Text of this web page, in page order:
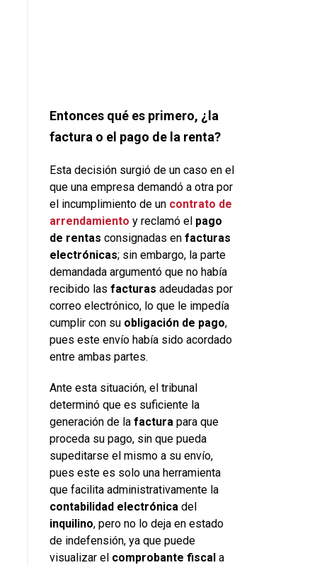
Entonces qué es primero, ¿la
factura o el pago de la renta?
Esta decisión surgió de un caso en el
que una empresa demandó a otra por
el incumplimiento de un contrato de
arrendamiento y reclamó el pago
de rentas consignadas en facturas
electrónicas; sin embargo, la parte
demandada argumentó que no había
recibido las facturas adeudadas por
correo electrónico, lo que le impedía
cumplir con su obligación de pago,
pues este envío había sido acordado
entre ambas partes.
Ante esta situación, el tribunal
determinó que es suficiente la
generación de la factura para que
proceda su pago, sin que pueda
supeditarse el mismo a su envío,
pues este es solo una herramienta
que facilita administrativamente la
contabilidad electrónica del
inquilino, pero no lo deja en estado
de indefensión, ya que puede
visualizar el comprobante fiscala